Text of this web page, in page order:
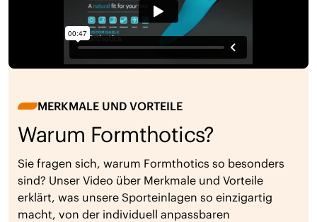
MERKMALE UND VORTEILE
Warum Formthotics?
Sie fragen sich, warum Formthotics so besonders
sind? Unser Video über Merkmale und Vorteile
erklärt, was unsere Sporteinlagen so einzigartig
macht, von der individuell anpassbaren